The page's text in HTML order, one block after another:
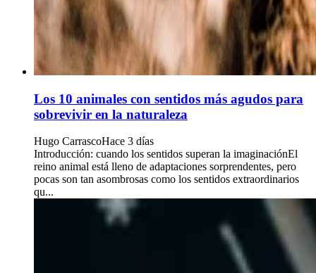
Los 10 animales con sentidos más agudos para
sobrevivir en la naturaleza
Hugo CarrascoHace 3 días
Introducción: cuando los sentidos superan la imaginaciónEl
reino animal está lleno de adaptaciones sorprendentes, pero
pocas son tan asombrosas como los sentidos extraordinarios
qu...